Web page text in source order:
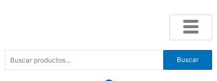
Buscar